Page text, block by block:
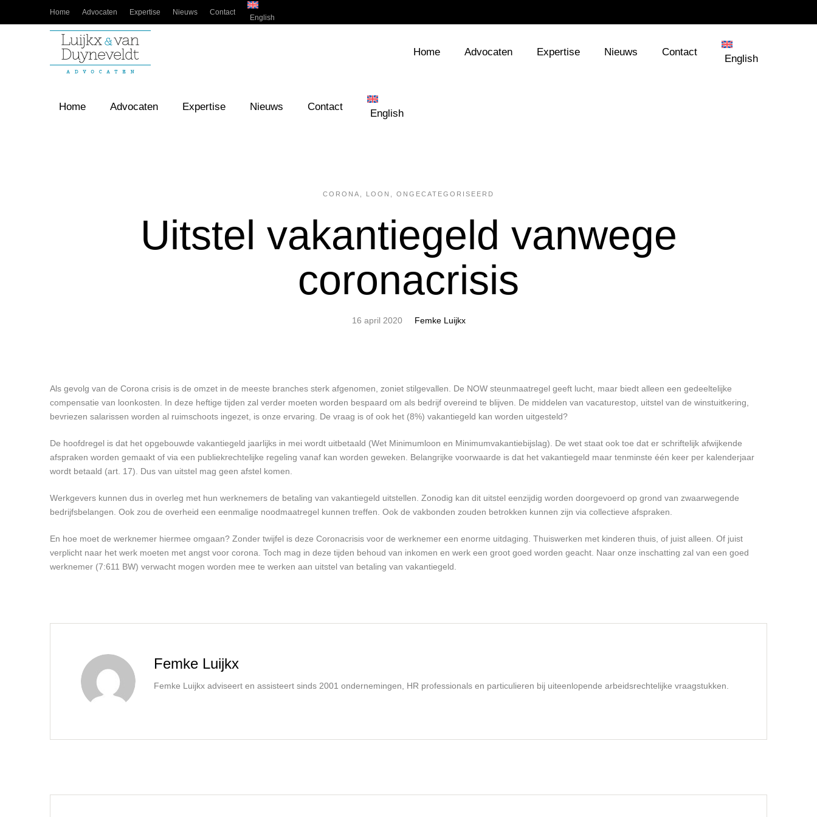
Home Advocaten Expertise Nieuws Contact
English
Home Advocaten Expertise Nieuws Contact
English
Home Advocaten Expertise Nieuws Contact
English
CORONA LOON ONGECATEGORISEERD
Uitstel vakantiegeld vanwege
coronacrisis
16 april 2020 Femke Luijkx
Als gevolg van de Corona crisis is de omzet in de meeste branches sterk afgenomen, zoniet stilgevallen. De NOW steunmaatregel geeft lucht, maar biedt alleen een gedeeltelijke
compensatie van loonkosten. In deze heftige tijden zal verder moeten worden bespaard om als bedrijf overeind te blijven. De middelen van vacaturestop, uitstel van de winstuitkering,
bevriezen salarissen worden al ruimschoots ingezet, is onze ervaring. De vraag is of ook het (8%) vakantiegeld kan worden uitgesteld?
De hoofdregel is dat het opgebouwde vakantiegeld jaarlijks in mei wordt uitbetaald (Wet Minimumloon en Minimumvakantiebijslag). De wet staat ook toe dat er schriftelijk afwijkende
afspraken worden gemaakt of via een publiekrechtelijke regeling vanaf kan worden geweken. Belangrijke voorwaarde is dat het vakantiegeld maar tenminste één keer per kalenderjaar
wordt betaald (art. 17). Dus van uitstel mag geen afstel komen.
Werkgevers kunnen dus in overleg met hun werknemers de betaling van vakantiegeld uitstellen. Zonodig kan dit uitstel eenzijdig worden doorgevoerd op grond van zwaarwegende
bedrijfsbelangen. Ook zou de overheid een eenmalige noodmaatregel kunnen treffen. Ook de vakbonden zouden betrokken kunnen zijn via collectieve afspraken.
En hoe moet de werknemer hiermee omgaan? Zonder twijfel is deze Coronacrisis voor de werknemer een enorme uitdaging. Thuiswerken met kinderen thuis, of juist alleen. Of juist
verplicht naar het werk moeten met angst voor corona. Toch mag in deze tijden behoud van inkomen en werk een groot goed worden geacht. Naar onze inschatting zal van een goed
werknemer (7:611 BW) verwacht mogen worden mee te werken aan uitstel van betaling van vakantiegeld.
Femke Luijkx
Femke Luijkx adviseert en assisteert sinds 2001 ondernemingen, HR professionals en particulieren bij uiteenlopende arbeidsrechtelijke vraagstukken.